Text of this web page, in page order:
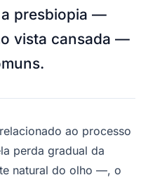
presbiopia —
vista cansada —
ao processo
perda gradual da
natural do olho —, o